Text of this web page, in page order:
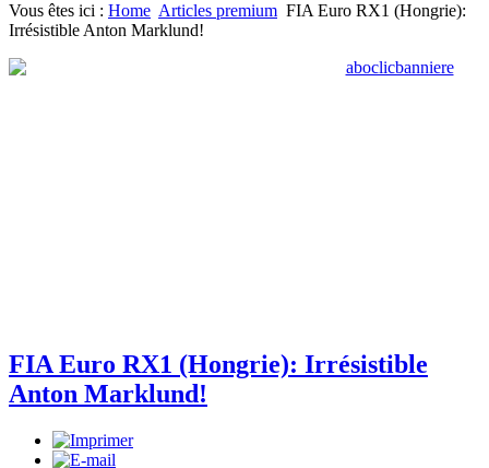
Vous êtes ici : Home Articles premium FIA Euro RX1 (Hongrie):
Irrésistible Anton Marklund!
FIA Euro RX1 (Hongrie): Irrésistible
Anton Marklund!